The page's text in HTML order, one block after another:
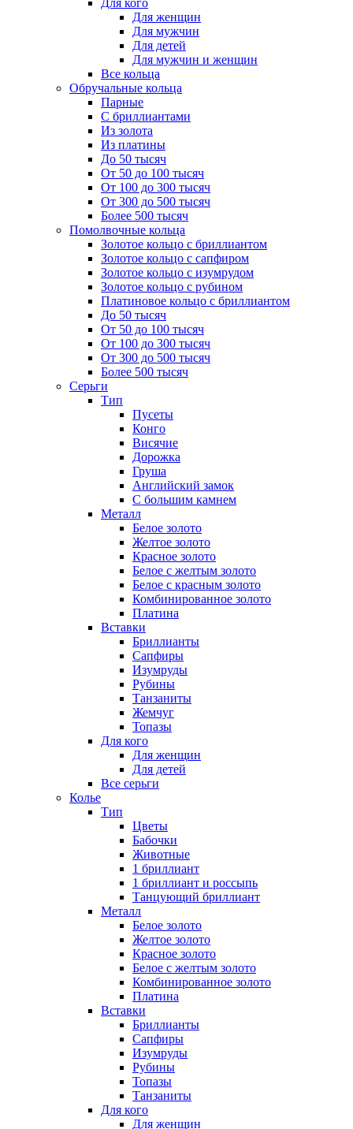
Для кого
Для женщин
Для мужчин
Для детей
Для мужчин и женщин
Все кольца
Обручальные кольца
Парные
С бриллиантами
Из золота
Из платины
До 50 тысяч
От 50 до 100 тысяч
От 100 до 300 тысяч
От 300 до 500 тысяч
Более 500 тысяч
Помолвочные кольца
Золотое кольцо с бриллиантом
Золотое кольцо с сапфиром
Золотое кольцо с изумрудом
Золотое кольцо с рубином
Платиновое кольцо с бриллиантом
До 50 тысяч
От 50 до 100 тысяч
От 100 до 300 тысяч
От 300 до 500 тысяч
Более 500 тысяч
Серьги
Тип
Пусеты
Конго
Висячие
Дорожка
Груша
Английский замок
С большим камнем
Металл
Белое золото
Желтое золото
Красное золото
Белое с желтым золото
Белое с красным золото
Комбинированное золото
Платина
Вставки
Бриллианты
Сапфиры
Изумруды
Рубины
Танзаниты
Жемчуг
Топазы
Для кого
Для женщин
Для детей
Все серьги
Колье
Тип
Цветы
Бабочки
Животные
1 бриллиант
1 бриллиант и россыпь
Танцующий бриллиант
Металл
Белое золото
Желтое золото
Красное золото
Белое с желтым золото
Комбинированное золото
Платина
Вставки
Бриллианты
Сапфиры
Изумруды
Рубины
Топазы
Танзаниты
Для кого
Для женщин